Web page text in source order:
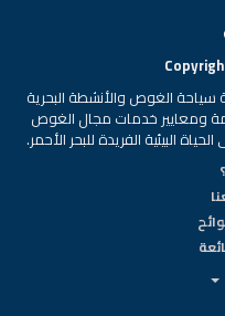
سياحة الغوص والأنشطة البحرية
ومعايير خدمات مجال الغوص
البيئية الفريدة للبحر الأحمر.